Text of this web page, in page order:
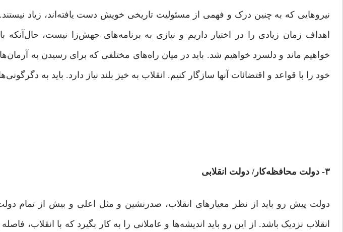
نیروهایی که به چنین درک و فهمی از مسئولیت تاریخی خویش دست یافته‌اند، زیاد
اهداف‌ زمان زیادی را در اختیار داریم و نیازی به برنامه‌های جهش‌زا نیست،
خواهیم ماند و دلسرد خواهیم شد. باید در میان راه‌های مختلفی که برای رسیدن به آرمان‌ها
خود را با قواعد و اقتضائات آنها سازگار کنیم. انقلاب به خیز بلند نیاز دارد. باید به
۳- دولت محافظه‌کار/ دولت انقلابی
دولت پیش ‌رو باید از نظر معیارهای انقلاب، صدرنشین و مثل اعلی و بیش از تمام
انقلاب نزدیک باشد. از این‌ رو باید اندیشه‌ها و عاملانی را به ‌کار بگیرد که با انقلاب،